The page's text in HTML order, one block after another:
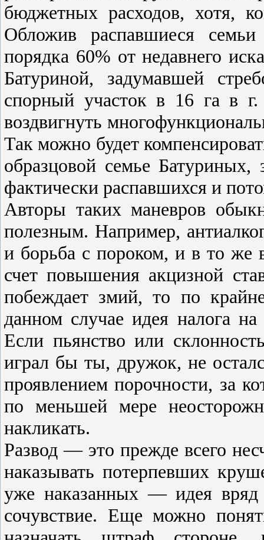
бюджетных расходов, хотя,
Обложив распавшиеся
порядка 60% от недавнего
Батуриной, задумавшей
спорный участок в 16 га в
воздвигнуть
Так можно будет
образцовой семье Батуриных,
фактически распавшихся и
Авторы таких маневров
полезным. Например,
и борьба с пороком, и в то же
счет повышения акцизной
побеждает змий, то по
данном случае идея налога
Если пьянство или
играл бы ты, дружок, не
проявлением порочности, за
по меньшей мере
накликать.
Развод — это прежде всего
наказывать потерпевших
уже наказанных — идея
сочувствие. Еще можно